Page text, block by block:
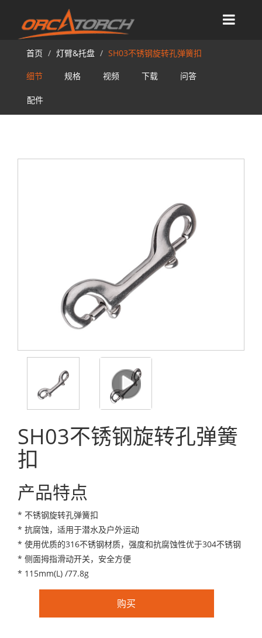
首页 灯臂&托盘 SH03不锈钢旋转孔弹簧扣
细节 规格 视频 下载 问答
配件
SH03不锈钢旋转孔弹簧
扣
产品特点
* 不锈钢旋转孔弹簧扣
* 抗腐蚀，适用于潜水及户外运动
* 使用优质的316不锈钢材质，强度和抗腐蚀性优于304不锈钢
* 侧面拇指滑动开关，安全方便
* 115mm(L) /77.8g
购买